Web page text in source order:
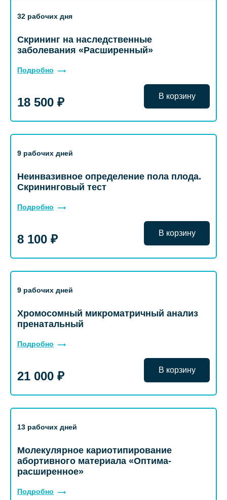
32 рабочих дня
Скрининг на наследственные
заболевания «Расширенный»
Подробно
18 500 ₽ В корзину
9 рабочих дней
Неинвазивное определение пола плода.
Скрининговый тест
Подробно
8 100 ₽ В корзину
9 рабочих дней
Хромосомный микроматричный анализ
пренатальный
Подробно
21 000 ₽ В корзину
13 рабочих дней
Молекулярное кариотипирование
абортивного материала «Оптима-
расширенное»
Подробно